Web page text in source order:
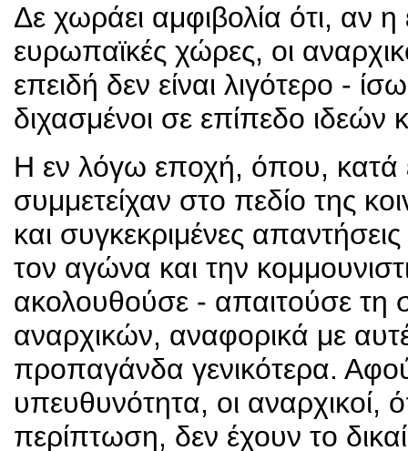
Δε χωράει αμφιβολία ότι, αν
ευρωπαϊκές χώρες, οι
επειδή δεν είναι λιγότερο -
διχασμένοι σε επίπεδο ιδεών
Η εν λόγω εποχή, όπου, κατά
συμμετείχαν στο πεδίο της
και συγκεκριμένες
τον αγώνα και την
ακολουθούσε - απαιτούσε τη
αναρχικών, αναφορικά με
προπαγάνδα γενικότερα.
υπευθυνότητα, οι αναρχικοί,
περίπτωση, δεν έχουν το